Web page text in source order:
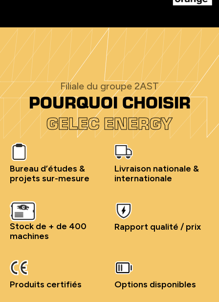
Filiale du groupe 2AST
POURQUOI CHOISIR
GELEC ENERGY
Bureau d’études &
projets sur-mesure
Livraison nationale &
internationale
Stock de + de 400
machines
Rapport qualité / prix
Produits certifiés Options disponibles